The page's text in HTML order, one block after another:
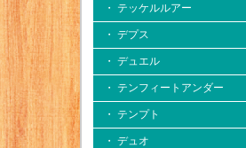
・ テッケルルアー
・ デプス
・ デュエル
・ テンフィートアンダー
・ テンプト
・ デュオ